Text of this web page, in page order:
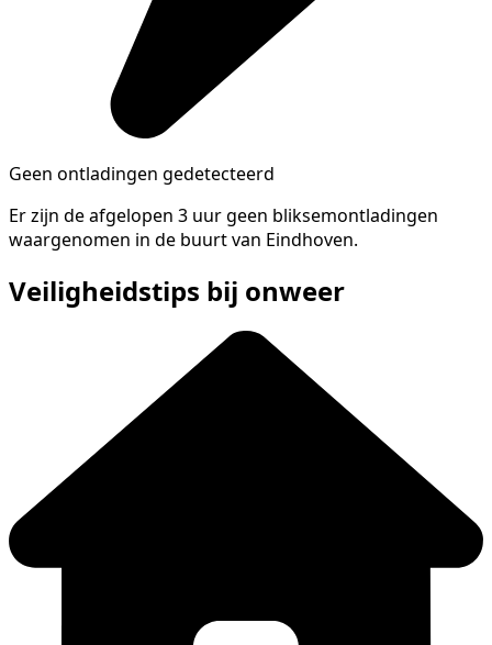
Geen ontladingen gedetecteerd
Er zijn de afgelopen 3 uur geen bliksemontladingen
waargenomen in de buurt van Eindhoven.
Veiligheidstips bij onweer